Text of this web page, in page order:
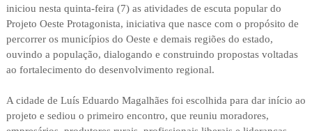
iniciou nesta quinta-feira (7) as atividades de escuta popular do
Projeto Oeste Protagonista, iniciativa que nasce com o propósito de
percorrer os municípios do Oeste e demais regiões do estado,
ouvindo a população, dialogando e construindo propostas voltadas
ao fortalecimento do desenvolvimento regional.
A cidade de Luís Eduardo Magalhães foi escolhida para dar início ao
projeto e sediou o primeiro encontro, que reuniu moradores,